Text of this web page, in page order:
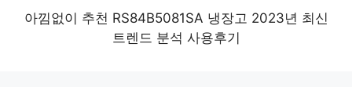
아낌없이 추천 RS84B5081SA 냉장고 2023년 최신
트렌드 분석 사용후기